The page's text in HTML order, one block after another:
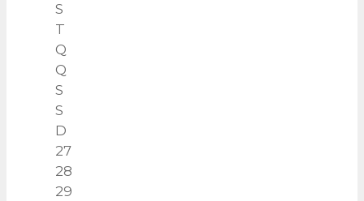
S
T
Q
Q
S
S
D
27
28
29